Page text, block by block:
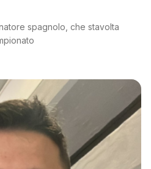
spagnolo, che stavolta